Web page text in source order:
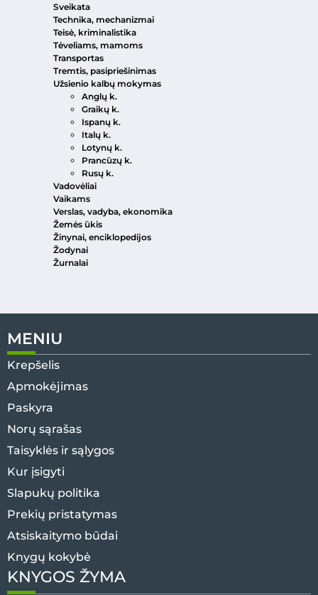
Sveikata
Technika, mechanizmai
Teisė, kriminalistika
Tėveliams, mamoms
Transportas
Tremtis, pasipriešinimas
Užsienio kalbų mokymas
Anglų k.
Graikų k.
Ispanų k.
Italų k.
Lotynų k.
Prancūzų k.
Rusų k.
Vadovėliai
Vaikams
Verslas, vadyba, ekonomika
Žemės ūkis
Žinynai, enciklopedijos
Žodynai
Žurnalai
MENIU
Krepšelis
Apmokėjimas
Paskyra
Norų sąrašas
Taisyklės ir sąlygos
Kur įsigyti
Slapukų politika
Prekių pristatymas
Atsiskaitymo būdai
Knygų kokybė
KNYGOS ŽYMA